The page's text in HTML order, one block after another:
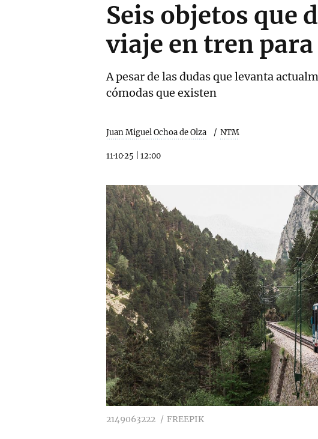
Seis objetos que
viaje en tren
A pesar de las dudas que levanta
cómodas que existen
Juan Miguel Ochoa de Olza NTM
11·10·25 12:00
2149063222 FREEPIK